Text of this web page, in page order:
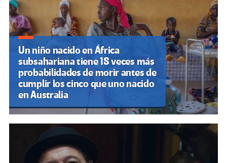
Un niño nacido en África
subsahariana tiene 18 veces más
probabilidades de morir antes de
cumplir los cinco que uno nacido
en Australia